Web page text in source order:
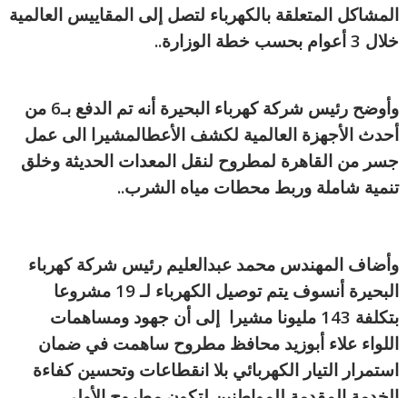
المشاكل المتعلقة بالكهرباء لتصل إلى المقاييس العالمية
خلال 3 أعوام بحسب خطة الوزارة..
وأوضح رئيس شركة كهرباء البحيرة أنه تم الدفع بـ6 من
أحدث الأجهزة العالمية لكشف الأعطالمشيرا الى عمل
جسر من القاهرة لمطروح لنقل المعدات الحديثة وخلق
تنمية شاملة وربط محطات مياه الشرب..
وأضاف المهندس محمد عبدالعليم رئيس شركة كهرباء
البحيرة أنسوف يتم توصيل الكهرباء لـ 19 مشروعا
بتكلفة 143 مليونا
مشيرا إلى أن جهود ومساهمات
اللواء علاء أبوزيد محافظ مطروح ساهمت في ضمان
استمرار التيار الكهربائي بلا انقطاعات وتحسين كفاءة